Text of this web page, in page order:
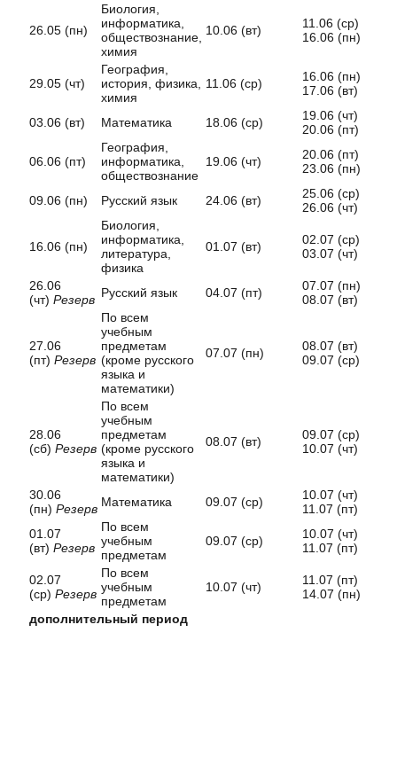
26.05 (пн)
Биология,
информатика,
обществознание,
химия
10.06 (вт)
11.06 (ср)
16.06 (пн)
29.05 (чт)
География,
история, физика,
химия
11.06 (ср)
16.06 (пн)
17.06 (вт)
03.06 (вт) Математика 18.06 (ср)
19.06 (чт)
20.06 (пт)
06.06 (пт)
География,
информатика,
обществознание
19.06 (чт)
20.06 (пт)
23.06 (пн)
09.06 (пн) Русский язык 24.06 (вт)
25.06 (ср)
26.06 (чт)
16.06 (пн)
Биология,
информатика,
литература,
физика
01.07 (вт)
02.07 (ср)
03.07 (чт)
26.06
(чт) Резерв Русский язык 04.07 (пт)
07.07 (пн)
08.07 (вт)
27.06
(пт) Резерв
По всем
учебным
предметам
(кроме русского
языка и
математики)
07.07 (пн)
08.07 (вт)
09.07 (ср)
28.06
(сб) Резерв
По всем
учебным
предметам
(кроме русского
языка и
математики)
08.07 (вт)
09.07 (ср)
10.07 (чт)
30.06
(пн) Резерв Математика 09.07 (ср)
10.07 (чт)
11.07 (пт)
01.07
(вт) Резерв
По всем
учебным
предметам
09.07 (ср)
10.07 (чт)
11.07 (пт)
02.07
(ср) Резерв
По всем
учебным
предметам
10.07 (чт)
11.07 (пт)
14.07 (пн)
дополнительный период